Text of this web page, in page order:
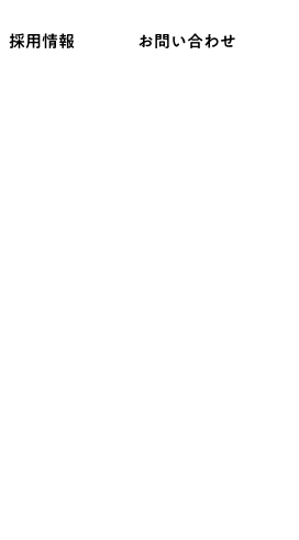
採用情報 お問い合わせ